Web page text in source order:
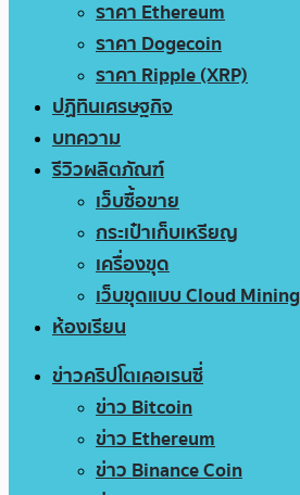
ราคา Ethereum
ราคา Dogecoin
ราคา Ripple (XRP)
ปฏิทินเศรษฐกิจ
บทความ
รีวิวผลิตภัณฑ์
เว็บซื้อขาย
กระเป๋าเก็บเหรียญ
เครื่องขุด
เว็บขุดแบบ Cloud Mining
ห้องเรียน
ข่าวคริปโตเคอเรนซี่
ข่าว Bitcoin
ข่าว Ethereum
ข่าว Binance Coin